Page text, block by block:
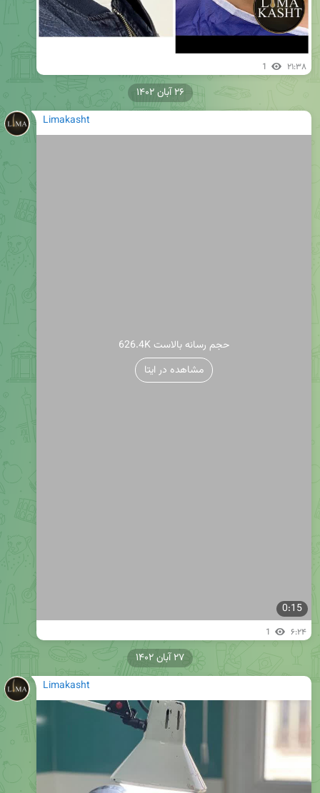
1 ۲۱:۳۸
Limakasht
0:15
626.4K حجم رسانه بالاست
مشاهده در ایتا
1 ۶:۲۴
۲۶ آبان ۱۴۰۲
Limakasht
۲۷ آبان ۱۴۰۲